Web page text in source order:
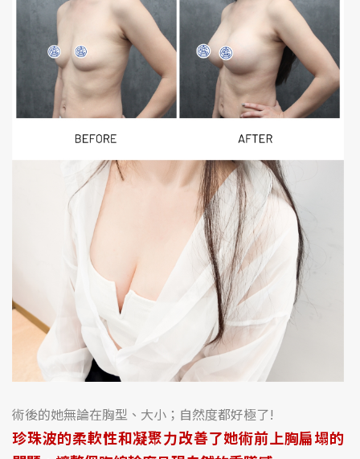
術後的她無論在胸型、大小；自然度都好極了!
珍珠波的柔軟性和凝聚力改善了她術前上胸扁塌的